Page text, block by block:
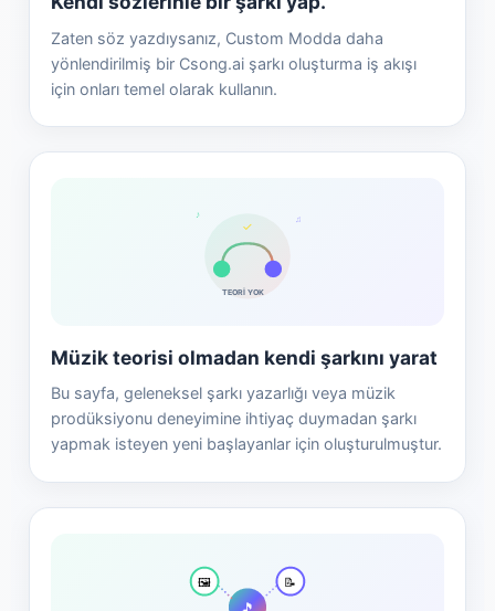
Zaten söz yazdıysanız, Custom Modda daha
yönlendirilmiş bir Csong.ai şarkı oluşturma iş akışı
için onları temel olarak kullanın.
✓
♪ ♫
TEORİ YOK
Müzik teorisi olmadan kendi şarkını yarat
Bu sayfa, geleneksel şarkı yazarlığı veya müzik
prodüksiyonu deneyimine ihtiyaç duymadan şarkı
yapmak isteyen yeni başlayanlar için oluşturulmuştur.
🖼️ 📝